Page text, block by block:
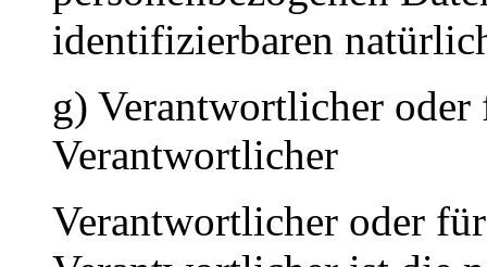
identifizierbaren
g) Verantwortlicher
Verantwortlicher
Verantwortlicher oder